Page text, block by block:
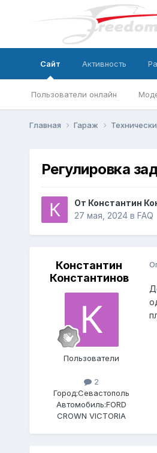
Сайт
Пользователи онлайн
Активность
Главная Гараж
Регулировка
От Константин
27 мая, 2024в FAQ
Константин
Константинов
Пользователи
2
Город:Севастополь
Автомобиль:FORD
CROWN VICTORIA